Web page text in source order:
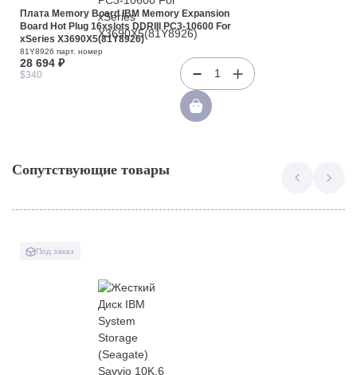
Плата Memory Board IBM Memory Expansion
Board Hot Plug 16xslots DDRIII PC3-10600 For
xSeries X3690X5(81Y8926)
81Y8926 парт. номер
28 694 ₽
$340 1
Сопутствующие товары
Под заказ